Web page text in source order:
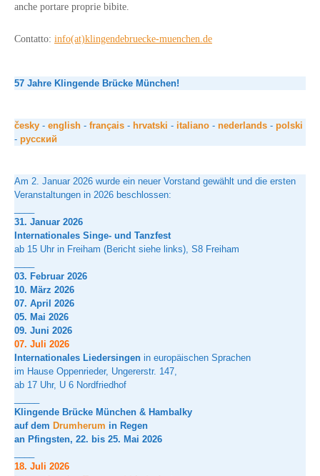
anche portare proprie bibite.
Contatto: info(at)klingendebruecke-muenchen.de
57 Jahre Klingende Brücke München!
česky - english - français - hrvatski - italiano - nederlands - polski
- русский
Am 2. Januar 2026 wurde ein neuer Vorstand gewählt und die ersten
Veranstaltungen in 2026 beschlossen:
31. Januar 2026
Internationales Singe- und Tanzfest
ab 15 Uhr in Freiham (Bericht siehe links), S8 Freiham
03. Februar 2026
10. März 2026
07. April 2026
05. Mai 2026
09. Juni 2026
07. Juli 2026
Internationales Liedersingen in europäischen Sprachen
im Hause Oppenrieder, Ungererstr. 147,
ab 17 Uhr, U 6 Nordfriedhof
Klingende Brücke München & Hambalky
auf dem Drumherum in Regen
an Pfingsten, 22. bis 25. Mai 2026
18. Juli 2026